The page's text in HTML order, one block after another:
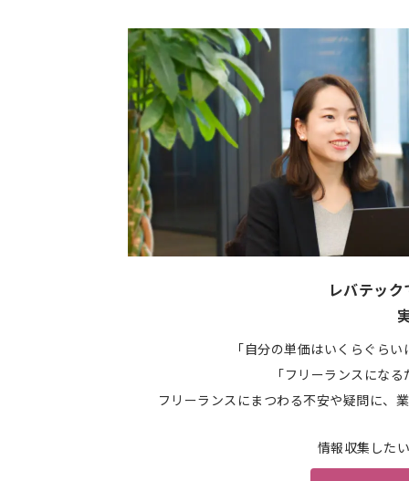
レバテッ
「自分の単価はいくらぐら
「フリーランスにな
フリーランスにまつわる不安や疑問に、
情報収集した